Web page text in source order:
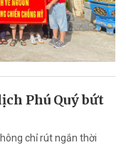
Phú Quý bứt
chỉ rút ngắn thời